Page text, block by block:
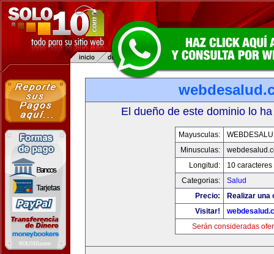
El dueño de este dominio lo
Mayusculas:
Minusculas:
Longitud:
10 caracteres
Categorias:
Salud
Precio:
Realizar una
Visitar!
Serán consideradas